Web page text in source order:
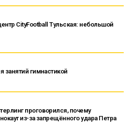
CityFootball Тульская: небольшой
занятий гимнастикой
проговорился, почему
из-за запрещённого удара Петра